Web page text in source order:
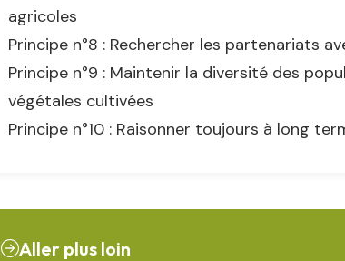
agricoles
Principe n°8 : Rechercher les partenariats
Principe n°9 : Maintenir la diversité des
végétales cultivées
Principe n°10 : Raisonner toujours à long
Aller plus loin